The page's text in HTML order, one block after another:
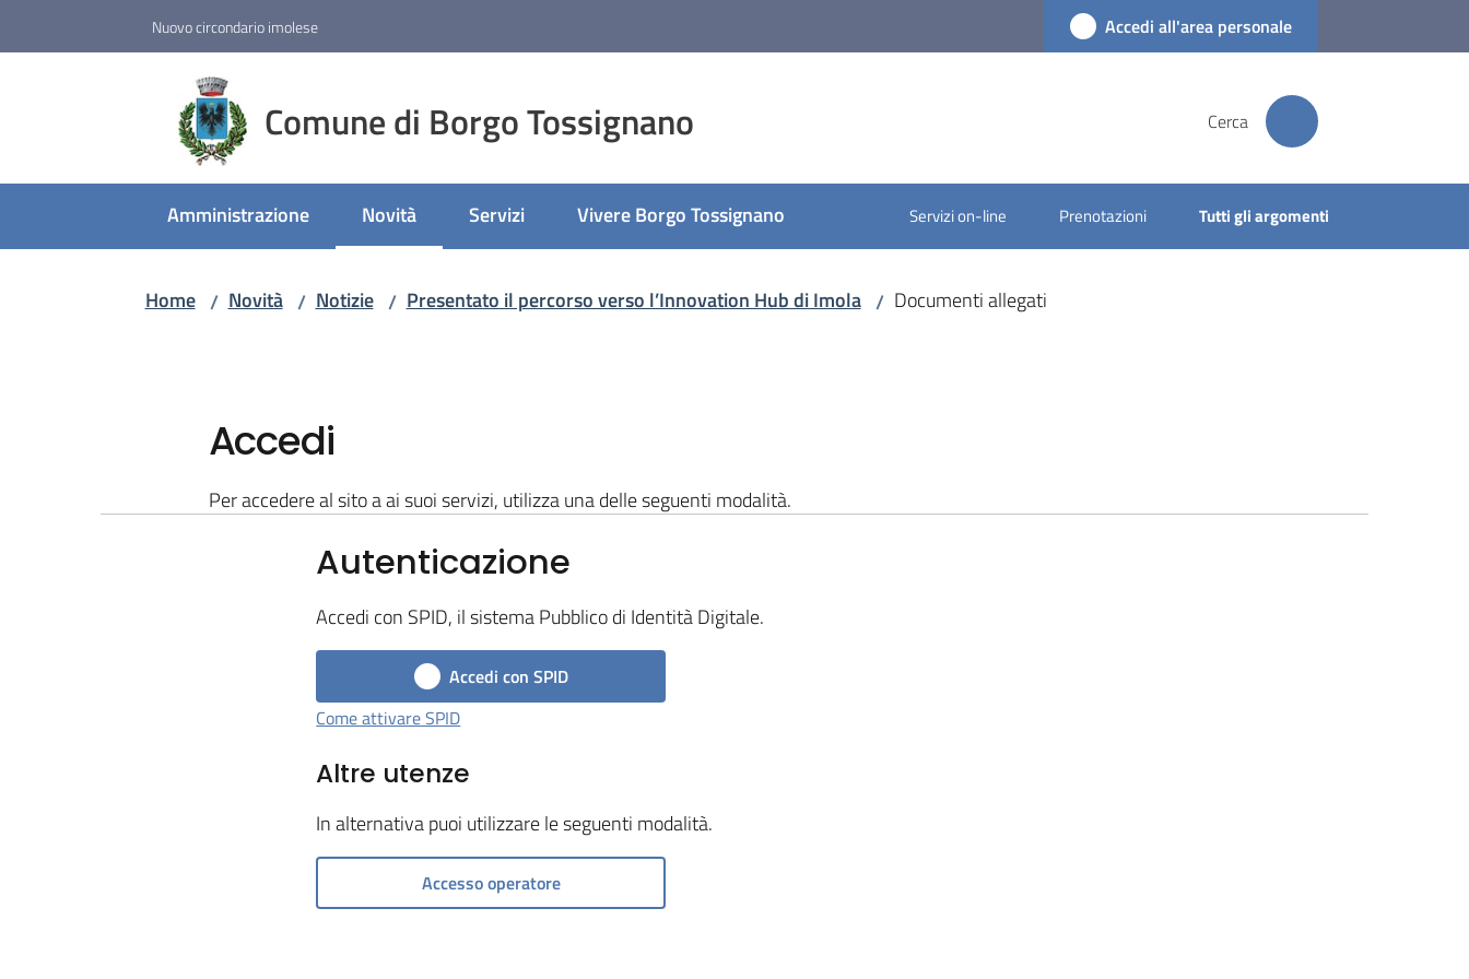
Nuovo circondario imolese Accedi all'area personale
Comune di Borgo Tossignano Cerca
Amministrazione Novità
Menu selezionato
Servizi Vivere Borgo Tossignano Servizi on-line Prenotazioni Tutti gli argomenti
Home / Novità / Notizie / Presentato il percorso verso l’Innovation Hub di Imola / Documenti allegati
Accedi
Per accedere al sito a ai suoi servizi, utilizza una delle seguenti modalità.
Autenticazione
Accedi con SPID, il sistema Pubblico di Identità Digitale.
Accedi con SPID
Come attivare SPID
Altre utenze
In alternativa puoi utilizzare le seguenti modalità.
Accesso operatore